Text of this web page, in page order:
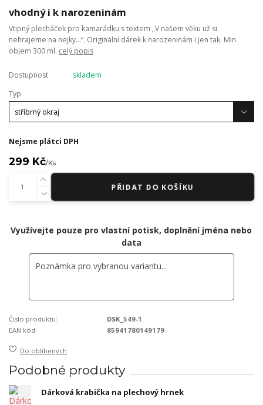
vhodný i k narozeninám
Vtipný plecháček pro kamarádku s textem „V našem věku už si
nehrajeme na nejky…“. Originální dárek k narozeninám i jen tak. Min.
objem 300 ml. celý popis
Dostupnost
skladem
Typ
Nejsme plátci DPH
299 Kč/Ks
PŘIDAT DO KOŠÍKU
Využívejte pouze pro vlastní potisk, doplnění jména nebo
data
Číslo produktu:
DSK_549-1
EAN kód:
85941780149179
Do oblíbených
Podobné produkty
Dárková krabička na plechový hrnek